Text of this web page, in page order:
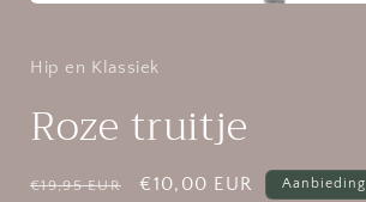
in
modaal
Hip en Klassiek
Roze truitje
Normale
€19,95 EUR Aanbiedingsprijs
€10,00 EUR Aanbieding